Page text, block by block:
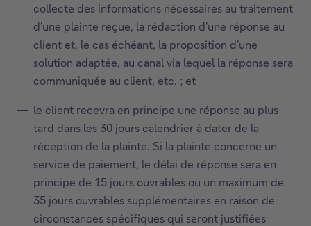
collecte des informations nécessaires au traitement
d'une plainte reçue, la rédaction d'une réponse au
client et, le cas échéant, la proposition d'une
solution adaptée, au canal via lequel la réponse sera
communiquée au client, etc. ; et
le client recevra en principe une réponse au plus
tard dans les 30 jours calendrier à dater de la
réception de la plainte. Si la plainte concerne un
service de paiement, le délai de réponse sera en
principe de 15 jours ouvrables ou un maximum de
35 jours ouvrables supplémentaires en raison de
circonstances spécifiques qui seront justifiées